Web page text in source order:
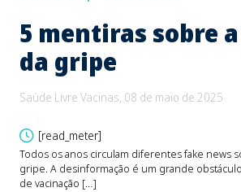
5 mentiras sobre
da gripe
Saúde Livre Vacinas, 08 de maio de 2025
[read_meter]
Todos os anos circulam diferentes fake news
gripe. A desinformação é um grande
de vacinação […]